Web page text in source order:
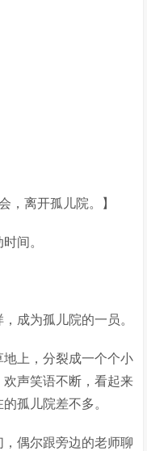
，离开孤儿院。】
间。
成为孤儿院的一员。
上，分裂成一个个小
声笑语不断，看起来
孤儿院差不多。
偶尔跟旁边的老师聊